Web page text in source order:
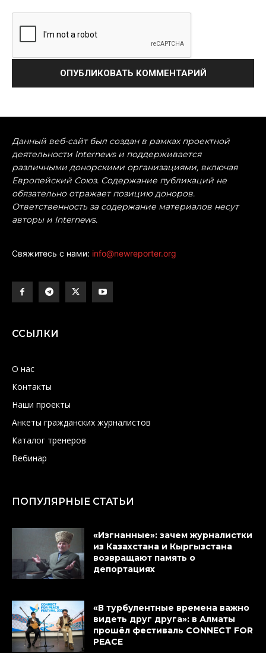
Данный веб-сайт был создан в рамках проектной
деятельности Internews и поддерживается
различными донорскими организациями, включая
Европейский Союз. Содержание публикаций не
обязательно отражает позицию доноров.
Ответственность за содержание материалов несут
авторы и Internews.
Свяжитесь с нами: info@newreporter.org
ССЫЛКИ
О нас
Контакты
Наши проекты
Анкеты гражданских журналистов
Каталог тренеров
Вебинар
ПОПУЛЯРНЫЕ СТАТЬИ
«Изгнанные»: зачем журналистки
из Казахстана и Кыргызстана
возвращают память о
депортациях
«В турбулентные времена важно
видеть друг друга»: в Алматы
прошёл фестиваль CONNECT FOR
PEACE